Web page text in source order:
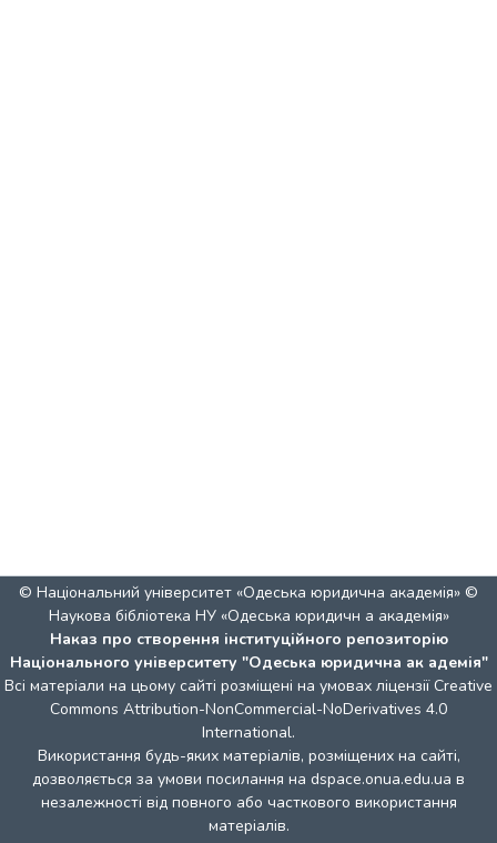
© Національний університет «Одеська юридична академія» ©
Наукова бібліотека НУ «Одеська юридичн а академія»
Наказ про створення інституційного репозиторію
Національного університету "Одеська юридична ак адемія"
Всі матеріали на цьому сайті розміщені на умовах ліцензії Creative
Commons Attribution-NonCommercial-NoDerivatives 4.0
International.
Використання будь-яких матеріалів, розміщених на сайті,
дозволяється за умови посилання на dspace.onua.edu.ua в
незалежності від повного або часткового використання
матеріалів.